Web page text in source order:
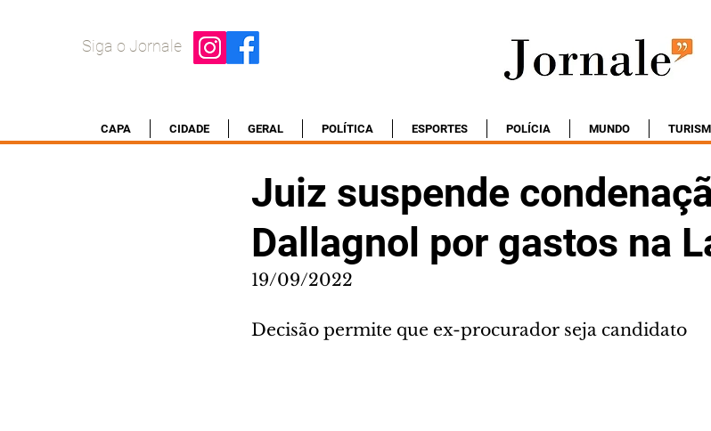
Siga o Jornale
CAPA CIDADE GERAL POLÍTICA ESPORTES POLÍCIA MUNDO
Juiz suspende
Dallagnol por gastos na
19/09/2022
Decisão permite que ex-procurador seja candidato